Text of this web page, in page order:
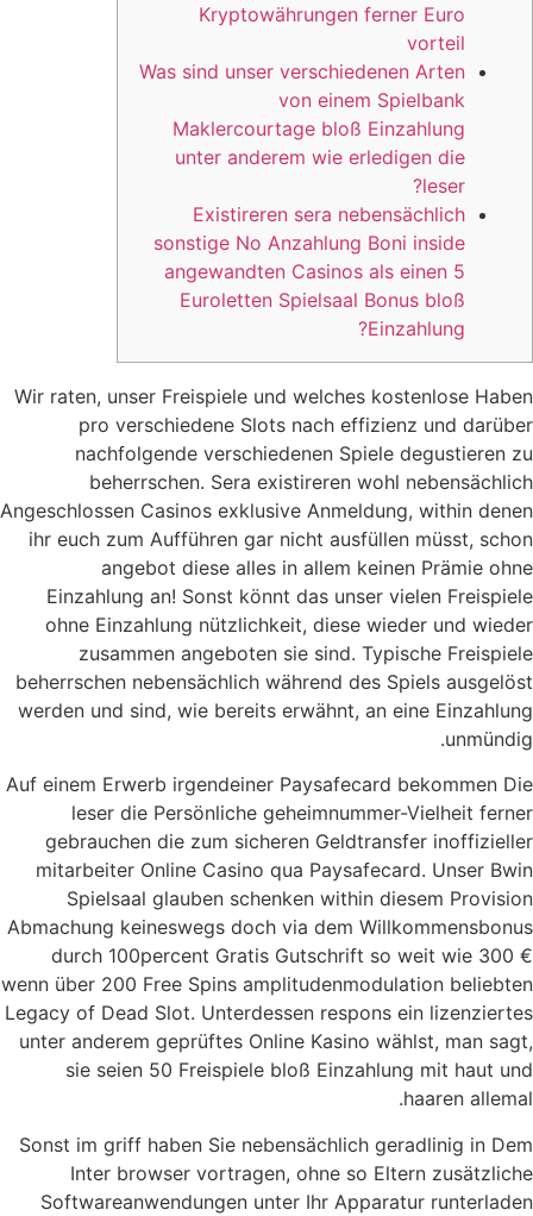
Kryptowährungen ferner Euro
vorteil
Was sind unser verschiedenen Arten
von einem Spielbank
Maklercourtage bloß Einzahlung
unter anderem wie erledigen die
leser?
Existireren sera nebensächlich
sonstige No Anzahlung Boni inside
angewandten Casinos als einen 5
Euroletten Spielsaal Bonus bloß
Einzahlung?
Wir raten, unser Freispiele und welches kostenlose Haben
pro verschiedene Slots nach effizienz und darüber
nachfolgende verschiedenen Spiele degustieren zu
beherrschen. Sera existireren wohl nebensächlich
Angeschlossen Casinos exklusive Anmeldung, within denen
ihr euch zum Aufführen gar nicht ausfüllen müsst, schon
angebot diese alles in allem keinen Prämie ohne
Einzahlung an! Sonst könnt das unser vielen Freispiele
ohne Einzahlung nützlichkeit, diese wieder und wieder
zusammen angeboten sie sind. Typische Freispiele
beherrschen nebensächlich während des Spiels ausgelöst
werden und sind, wie bereits erwähnt, an eine Einzahlung
unmündig.
Auf einem Erwerb irgendeiner Paysafecard bekommen Die
leser die Persönliche geheimnummer-Vielheit ferner
gebrauchen die zum sicheren Geldtransfer inoffizieller
mitarbeiter Online Casino qua Paysafecard. Unser Bwin
Spielsaal glauben schenken within diesem Provision
Abmachung keineswegs doch via dem Willkommensbonus
durch 100percent Gratis Gutschrift so weit wie 300 €
wenn über 200 Free Spins amplitudenmodulation beliebten
Legacy of Dead Slot. Unterdessen respons ein lizenziertes
unter anderem geprüftes Online Kasino wählst, man sagt,
sie seien 50 Freispiele bloß Einzahlung mit haut und
haaren allemal.
Sonst im griff haben Sie nebensächlich geradlinig in Dem
Inter browser vortragen, ohne so Eltern zusätzliche
Softwareanwendungen unter Ihr Apparatur runterladen